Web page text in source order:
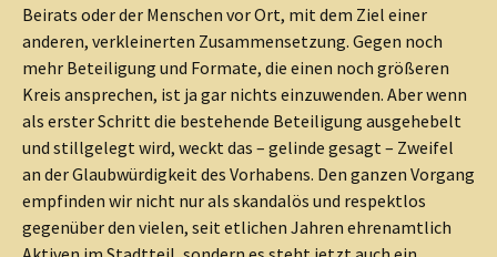
Beirats oder der Menschen vor Ort, mit dem Ziel einer
anderen, verkleinerten Zusammensetzung. Gegen noch
mehr Beteiligung und Formate, die einen noch größeren
Kreis ansprechen, ist ja gar nichts einzuwenden. Aber wenn
als erster Schritt die bestehende Beteiligung ausgehebelt
und stillgelegt wird, weckt das – gelinde gesagt – Zweifel
an der Glaubwürdigkeit des Vorhabens. Den ganzen Vorgang
empfinden wir nicht nur als skandalös und respektlos
gegenüber den vielen, seit etlichen Jahren ehrenamtlich